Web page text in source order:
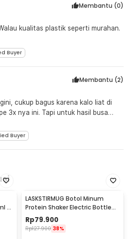
Membantu (0)
kualitas plastik seperti murahan.
Buyer
Membantu (2)
cukup bagus karena kalo liat di
3x nya ini. Tapi untuk hasil busa
kurang balance waktu
nya ga maksimal dan jadi
ga capek lagi harus kocok manual
Buyer
-
LASKSTIRMUG Botol Minum
Protein Shaker Electric Bottle
BPA Free 480ml - 1505
Rp79.900
Rp127.900 38%